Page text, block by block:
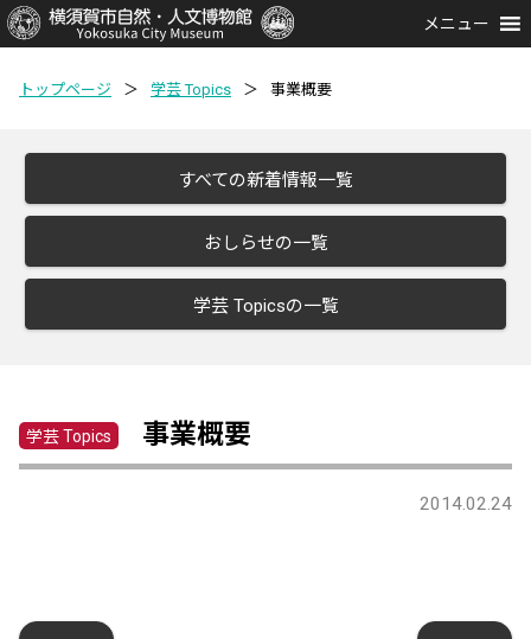
メニュー
トップページ ＞ 学芸 Topics ＞ 事業概要
すべての新着情報一覧
おしらせの一覧
学芸 Topicsの一覧
学芸 Topics 事業概要
2014.02.24